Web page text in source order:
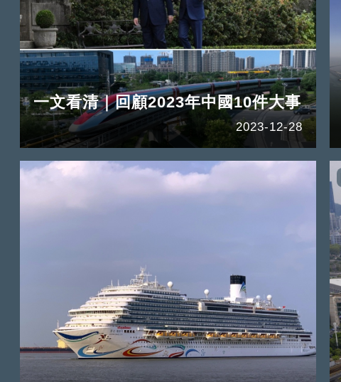
一文看清｜回顧2023年中國10件大事
2023-12-28